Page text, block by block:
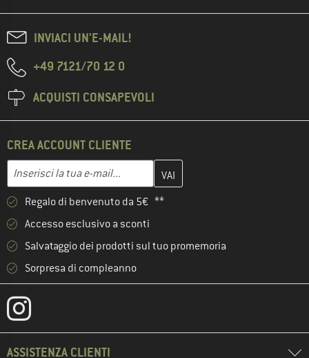
INVIACI UN'E-MAIL!
+49 7121/70 12 0
ACQUISTI CONSAPEVOLI
CREA ACCOUNT CLIENTE
Indirizzo e-mail
Inserisci qui il tuo indirizzo e-mail e crea il tuo account cliente
Regalo di benvenuto da 5€ **
Accesso esclusivo a sconti
Salvataggio dei prodotti sul tuo promemoria
Sorpresa di compleanno
ASSISTENZA CLIENTI